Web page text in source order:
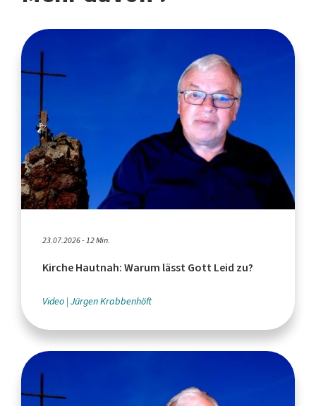
23.07.2026 - 12 Min.
Kirche Hautnah: Warum lässt Gott Leid zu?
Video Jürgen Krabbenhöft